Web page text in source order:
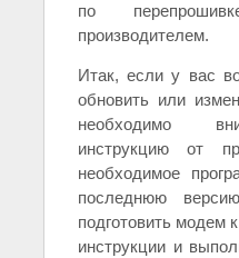
по
производителем.
Итак, если у вас
обновить или
необходимо
инструкцию от
необходимое
последнюю
подготовить модем
инструкции и